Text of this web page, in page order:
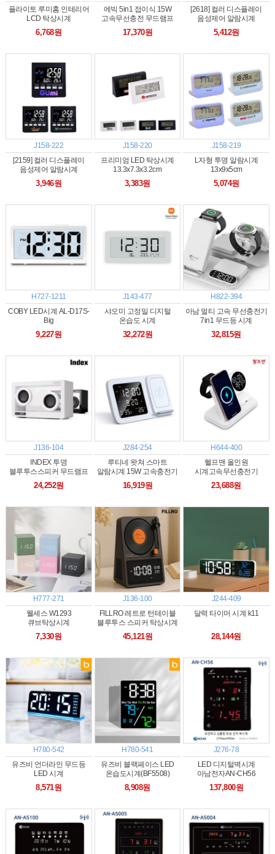
플라이토 루미홈 인테리어
LCD 탁상시계
6,768원
에빅 5in1 접이식 15W
고속무선충전 무드램프
알람시계(애플&삼성워치
호환)
17,370원
[2618] 컬러 디스플레이
음성제어 알람시계
15.5x9.5x3.9cm
5,412원
J158-222
[2159] 컬러 디스플레이
음성제어 알람시계
9.2x9.2x3.9cm
3,946원
J158-220
프리미엄 LED 탁상시계
13.3x7.3x3.2cm
3,383원
J158-219
L자형 투명 알람시계
13x9x5cm
5,074원
H727-1211
COBY LED시계 AL-D17S-
Big
9,227원
J143-477
샤오미 고정밀 디지털
온습도 시계
32,272원
H822-394
아남 멀티 고속 무선충전기
7in1 무드등 시계
32,815원
J136-104
INDEX 투명
블루투스스피커 무드램프
알람시계(충전식)
24,252원
J284-254
루티네 왓쳐 스마트
알람시계 15W 고속충전기
16,919원
H644-400
헬프맨 올인원
시계고속무선충전기
(갤럭시&애플워치
공용호환)
23,688원
H777-271
웰세스 W1293
큐브탁상시계
7,330원
J136-100
FILLRO 레트로 턴테이블
블루투스 스피커 탁상시계
45,121원
J244-409
달력 타이머 시계 k11
28,144원
H780-542
유즈비 언더라인 무드등
LED 시계
8,571원
H780-541
유즈비 블랙페이스 LED
온습도시계(BF5508)
8,908원
J276-78
LED 디지털벽시계
아남전자AN-CH56
137,800원